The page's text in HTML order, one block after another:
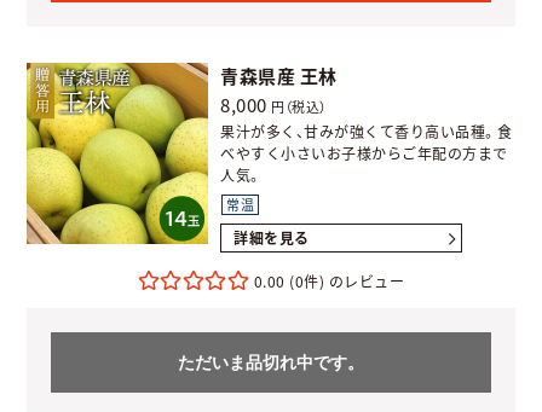
青森県産 王林
8,000 円（税込）
果汁が多く、甘みが強くて香り高い品種。食
べやすく小さいお子様からご年配の方まで
人気。
常温
詳細を見る
0.00 (0件)
ただいま品切れ中です。